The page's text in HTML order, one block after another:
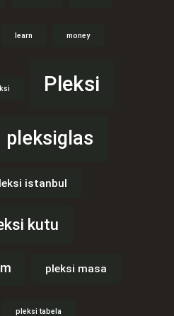
learn money
Pleksi
pleksiglas
istanbul
kutu
pleksi masa
pleksi tabela